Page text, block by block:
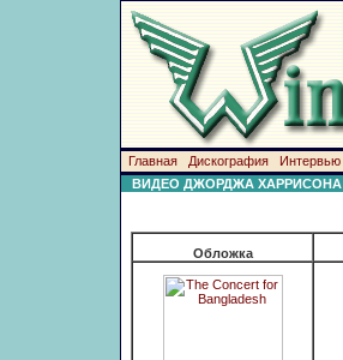
Главная Дискография Интервью
ВИДЕО ДЖОРДЖА ХАРРИСОНА
Обложка